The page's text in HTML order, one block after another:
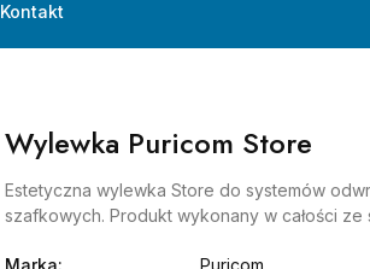
Kontakt
Wylewka Puricom Store
Estetyczna wylewka Store do systemów
szafkowych. Produkt wykonany w całości
Marka: Puricom